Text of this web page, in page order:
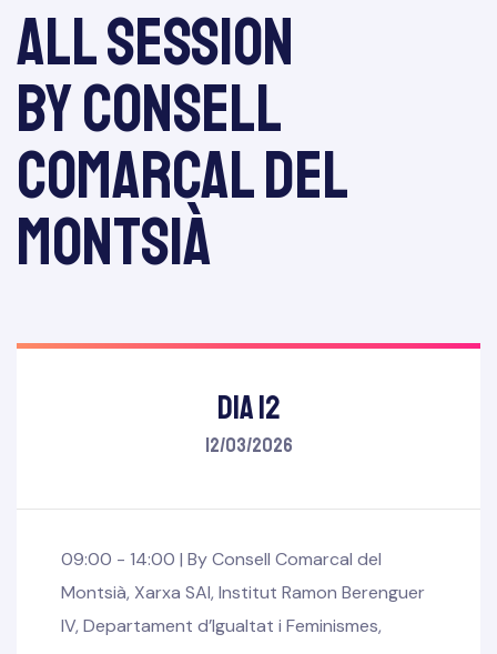
All session
by Consell
Comarcal del
Montsià
Dia 12
12/03/2026
09:00 - 14:00 | ByConsell Comarcal del
Montsià, Xarxa SAI, Institut Ramon Berenguer
IV, Departament d’Igualtat i Feminismes,